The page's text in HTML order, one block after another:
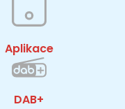
Aplikace
DAB+